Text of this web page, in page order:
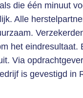
die één minuut
Alle
het eindresultaat.
Via
is gevestigd in